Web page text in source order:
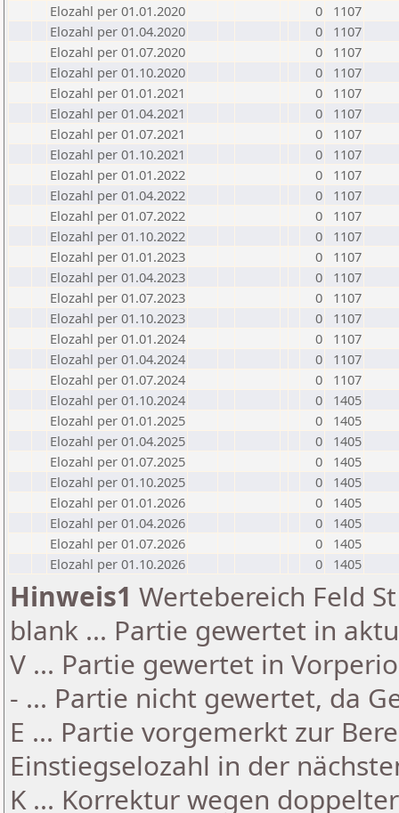
Elozahl per 01.01.2020
0
1107
Elozahl per 01.04.2020
0
1107
Elozahl per 01.07.2020
0
1107
Elozahl per 01.10.2020
0
1107
Elozahl per 01.01.2021
0
1107
Elozahl per 01.04.2021
0
1107
Elozahl per 01.07.2021
0
1107
Elozahl per 01.10.2021
0
1107
Elozahl per 01.01.2022
0
1107
Elozahl per 01.04.2022
0
1107
Elozahl per 01.07.2022
0
1107
Elozahl per 01.10.2022
0
1107
Elozahl per 01.01.2023
0
1107
Elozahl per 01.04.2023
0
1107
Elozahl per 01.07.2023
0
1107
Elozahl per 01.10.2023
0
1107
Elozahl per 01.01.2024
0
1107
Elozahl per 01.04.2024
0
1107
Elozahl per 01.07.2024
0
1107
Elozahl per 01.10.2024
0
1405
Elozahl per 01.01.2025
0
1405
Elozahl per 01.04.2025
0
1405
Elozahl per 01.07.2025
0
1405
Elozahl per 01.10.2025
0
1405
Elozahl per 01.01.2026
0
1405
Elozahl per 01.04.2026
0
1405
Elozahl per 01.07.2026
0
1405
Elozahl per 01.10.2026
0 1405
Hinweis1 Wertebereich Feld
blank ... Partie gewertet in
V ... Partie gewertet in
- ... Partie nicht gewertet, da
E ... Partie vorgemerkt zur
Einstiegselozahl in der
K ... Korrektur wegen